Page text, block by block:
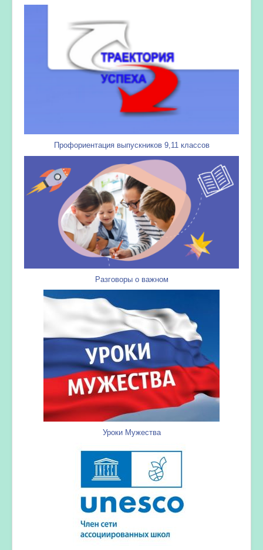
Профориентация выпускников 9,11 классов
Разговоры о важном
Уроки Мужества